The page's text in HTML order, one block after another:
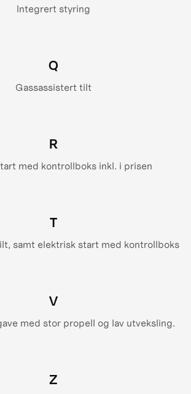
Integrert styring
Q
Gassassistert tilt
R
med kontrollboks inkl. i prisen
T
samt elektrisk start med kontrollboks
V
med stor propell og lav utveksling.
Z